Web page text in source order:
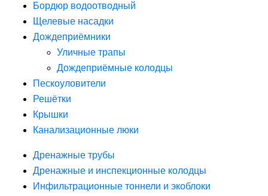
Бордюр водоотводный
Щелевые насадки
Дождеприёмники
Уличные трапы
Дождеприёмные колодцы
Пескоуловители
Решётки
Крышки
Канализационные люки
Дренажные трубы
Дренажные и инспекционные колодцы
Инфильтрационные тоннели и экоблоки